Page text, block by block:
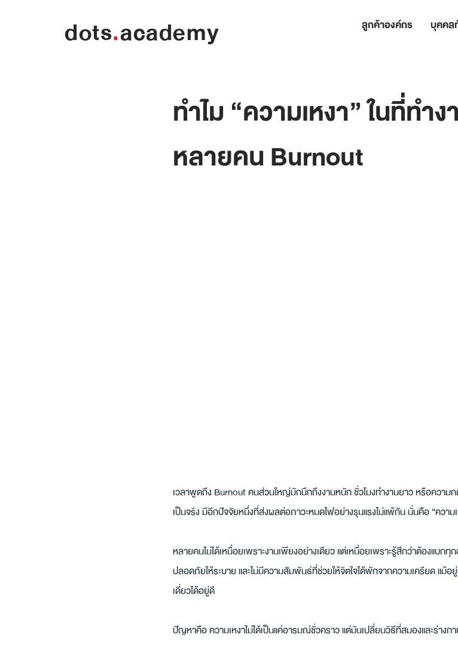
dots.academy ลูกค้าองค์กร บุคคล
ทำไม “ความเหงา” ในที่ทำ
หลายคน Burnout
เวลาพูดถึง Burnout คนส่วนใหญ่มักนึกถึงงานหนัก ชั่วโมงทำงานยาว หรือความ
เป็นจริง มีอีกปัจจัยหนึ่งที่ส่งผลต่อภาวะหมดไฟอย่างรุนแรงไม่แพ้กัน นั่นคือ “ความเ
หลายคนไม่ได้เหนื่อยเพราะงานเพียงอย่างเดียว แต่เหนื่อยเพราะรู้สึกว่าต้องแบกทุ
ปลอดภัยให้ระบาย และไม่มีความสัมพันธ์ที่ช่วยให้จิตใจได้พักจากความเครียด แม้
เดี่ยวได้อยู่ดี
ปัญหาคือ ความเหงาไม่ได้เป็นแค่อารมณ์ชั่วคราว แต่มันเปลี่ยนวิธีที่สมองและร่างก